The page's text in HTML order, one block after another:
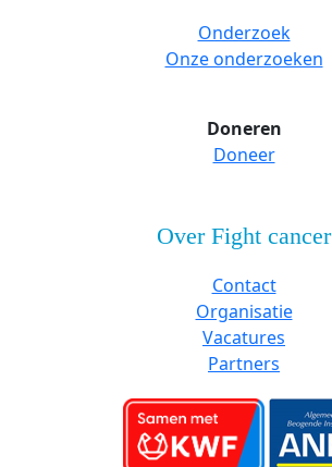
Onderzoek
Onze onderzoeken
Doneren
Doneer
Over Fight cancer
Contact
Organisatie
Vacatures
Partners